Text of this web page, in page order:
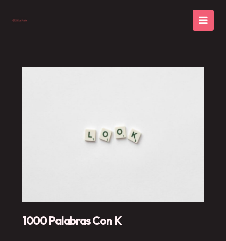
1000 Palabras Con K